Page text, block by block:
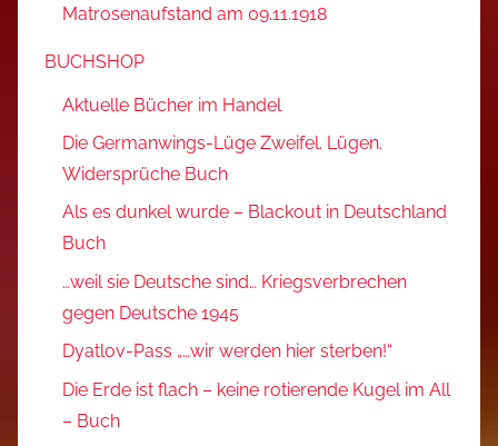
Matrosenaufstand am 09.11.1918
BUCHSHOP
Aktuelle Bücher im Handel
Die Germanwings-Lüge Zweifel. Lügen.
Widersprüche Buch
Als es dunkel wurde – Blackout in Deutschland
Buch
…weil sie Deutsche sind… Kriegsverbrechen
gegen Deutsche 1945
Dyatlov-Pass „…wir werden hier sterben!“
Die Erde ist flach – keine rotierende Kugel im All
– Buch